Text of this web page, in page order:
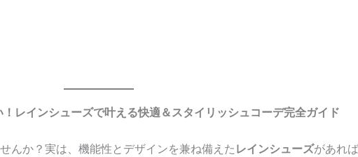
レインシューズで叶える快適＆スタイリッシュコーデ完全ガイド
んか？実は、機能性とデザインを兼ね備えた レインシューズがあれ